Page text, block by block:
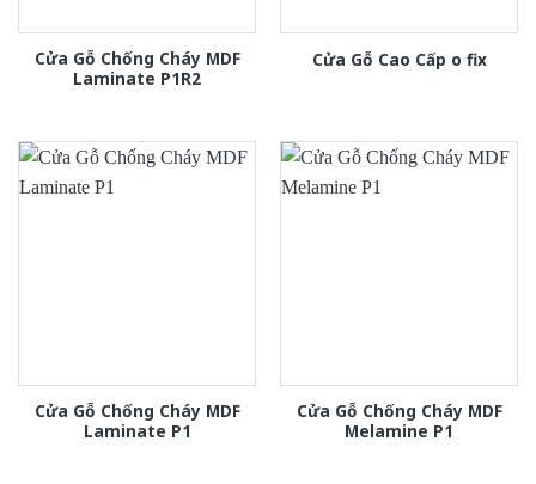
Cửa Gỗ Chống Cháy MDF
Laminate P1R2
Cửa Gỗ Cao Cấp o fix
Cửa Gỗ Chống Cháy MDF
Laminate P1
Cửa Gỗ Chống Cháy MDF
Melamine P1